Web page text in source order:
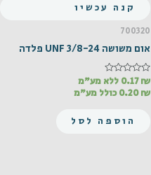
קנה עכשיו
700320
אום משושה UNF 3/8-24 פלדה
דורג
מתוך
0.17₪
ללא מע"מ
0.20₪ כולל מע"מ
הוספה לסל